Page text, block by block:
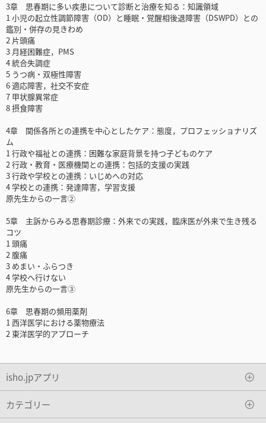
3章 思春期に多い疾患について診断と治療を知る：知識領域
1 小児の起立性調節障害（OD）と睡眠・覚醒相後退障害（DSWPD）との
鑑別・併存の見きわめ
2 片頭痛
3 月経困難症，PMS
4 統合失調症
5 うつ病・双極性障害
6 適応障害，社交不安症
7 甲状腺異常症
8 摂食障害
4章 関係各所との連携を中心としたケア：態度，プロフェッショナリズ
ム
1 行政や福祉との連携：困難な家庭背景を持つ子どものケア
2 行政・教育・医療機関との連携：包括的支援の実践
3 行政や学校との連携：いじめへの対応
4 学校との連携：発達障害，学習支援
原先生からの一言②
5章 主訴からみる思春期診療：外来での実践，臨床医が外来で生き残る
コツ
1 頭痛
2 腹痛
3 めまい・ふらつき
4 学校へ行けない
原先生からの一言③
6章 思春期の頻用薬剤
1 西洋医学における薬物療法
2 東洋医学的アプローチ
isho.jpアプリ
カテゴリー